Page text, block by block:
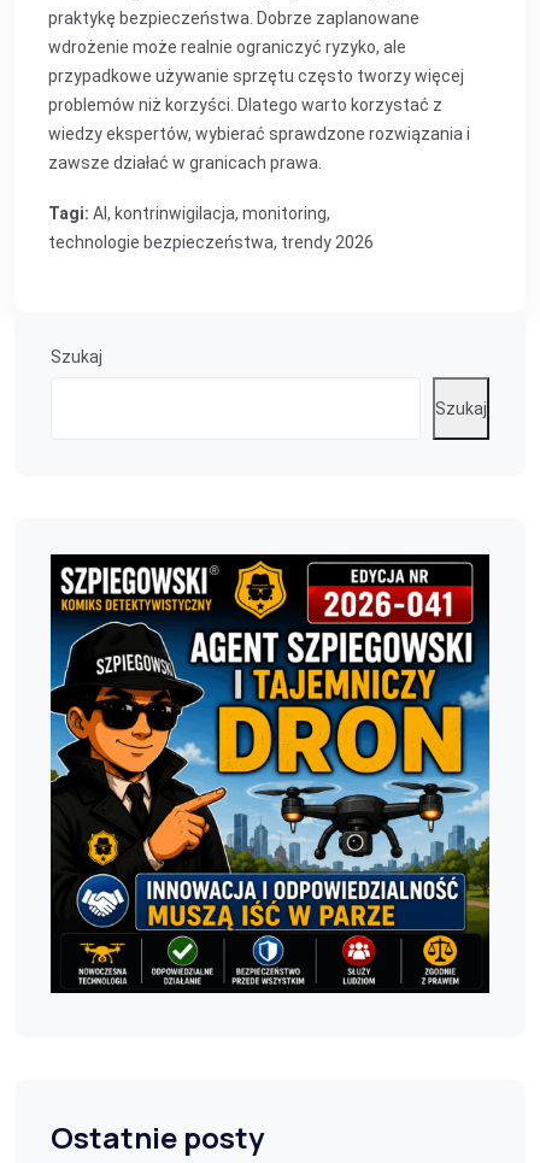
praktykę bezpieczeństwa. Dobrze zaplanowane
wdrożenie może realnie ograniczyć ryzyko, ale
przypadkowe używanie sprzętu często tworzy więcej
problemów niż korzyści. Dlatego warto korzystać z
wiedzy ekspertów, wybierać sprawdzone rozwiązania i
zawsze działać w granicach prawa.
Tagi: AI, kontrinwigilacja, monitoring,
technologie bezpieczeństwa, trendy 2026
Szukaj
Szukaj
Ostatnie posty